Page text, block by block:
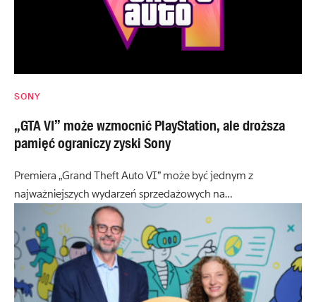
SONY
„GTA VI” może wzmocnić PlayStation, ale droższa
pamięć ograniczy zyski Sony
Premiera „Grand Theft Auto VI” może być jednym z
najważniejszych wydarzeń sprzedażowych na…